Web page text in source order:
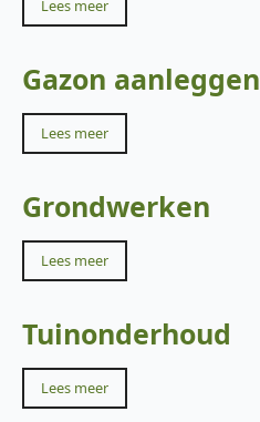
Lees meer
Gazon aanleggen
Lees meer
Grondwerken
Lees meer
Tuinonderhoud
Lees meer